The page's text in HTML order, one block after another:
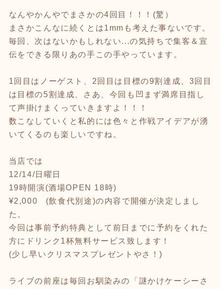
なんやかんやでまさかの4回目！！！(驚）
まさかこんなに続くとは1mmも考えた事ないです。
毎回、次はないかもしれない...の気持ちで集客＆宣
伝をできる限りあの手この手やっています。
1回目はノーゲスト、2回目は目標の9割達成、3回目
は目標の5割達成、さあ、今回も凹まず満席目指し
て声掛けまくっていきますよ！！！
数こなしていくと私的には色々と作戦アイデアが湧
いてくるのも楽しいですね。
当店では
12/14/日曜日
19時開演(酒場OPEN 18時)
¥2,000 (飲食代別途)の内容で開催が決定しまし
た。
今回は事前予約特典として前日までに予約をくれた
方にドリンク1杯無料サービス致します！
(少し早いクリスマスプレゼントやさ！)
ライブの前座は毎回お馴染みの「謎かけケーシーさ